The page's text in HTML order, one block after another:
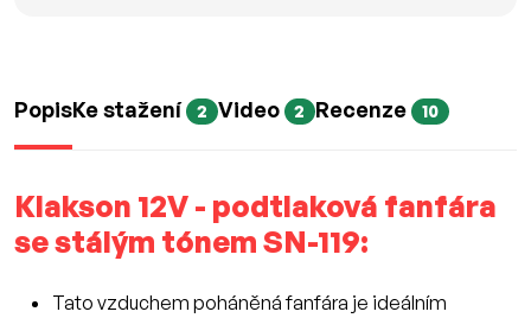
PopisKe stažení 2 Video 2 Recenze 10
Klakson 12V - podtlaková fanfára
se stálým tónem SN-119:
Tato vzduchem poháněná fanfára je ideálním